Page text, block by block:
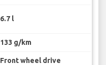
6.7 l
133 g/km
Front wheel drive